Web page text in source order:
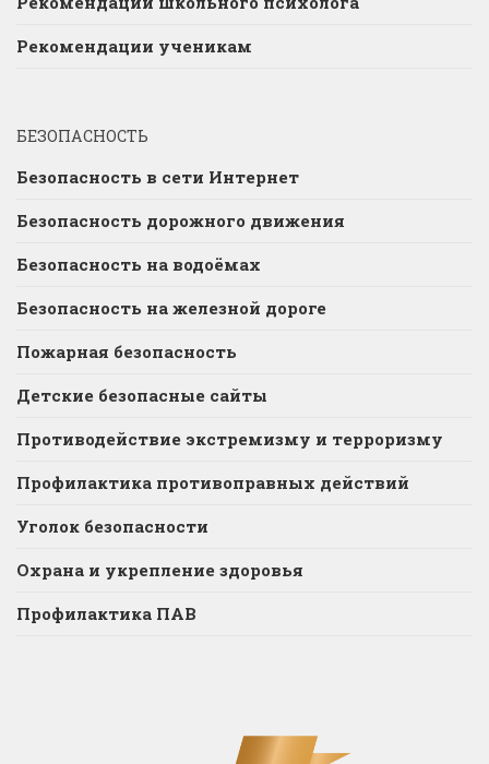
Рекомендации ученикам
БЕЗОПАСНОСТЬ
Безопасность в сети Интернет
Безопасность дорожного движения
Безопасность на водоёмах
Безопасность на железной дороге
Пожарная безопасность
Детские безопасные сайты
Противодействие экстремизму и терроризму
Профилактика противоправных действий
Уголок безопасности
Охрана и укрепление здоровья
Профилактика ПАВ